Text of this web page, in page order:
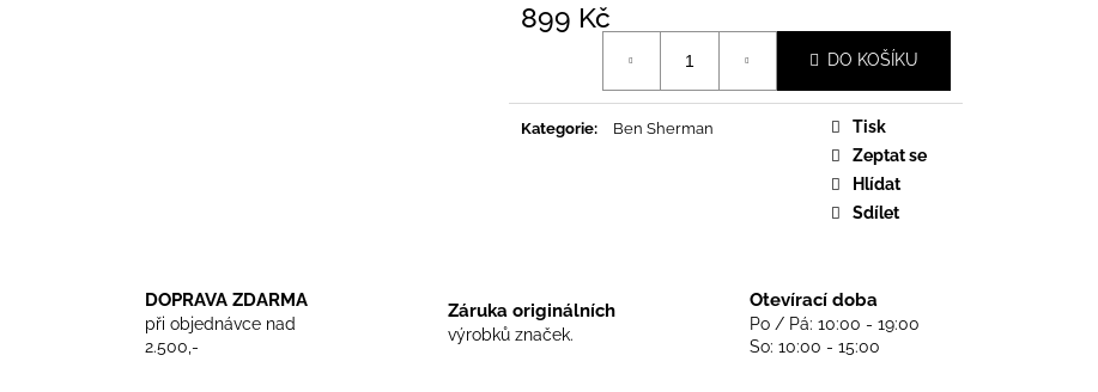
899 Kč
DO KOŠÍKU
Kategorie: Ben Sherman
Tisk
Zeptat se
Hlídat
Sdílet
DOPRAVA ZDARMA
při objednávce nad
2.500,-
Záruka originálních
výrobků značek.
Otevírací doba
Po / Pá: 10:00 - 19:00
So: 10:00 - 15:00
TRIKO SKINHEADS NEVER DIE - BLACK